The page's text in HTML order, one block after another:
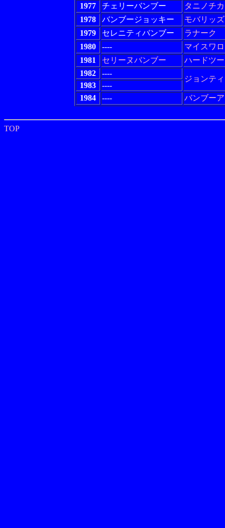
1977
チェリーバンブー
タニノチ
1978
バンブージョッキー
モバリッズ
1979
セレニティバンブー
ラナーク
1980
----
マイスワ
1981
セリーヌバンブー
ハードツ
1982
----
ジョンテ
1983
----
1984
---- バンブー
TOP